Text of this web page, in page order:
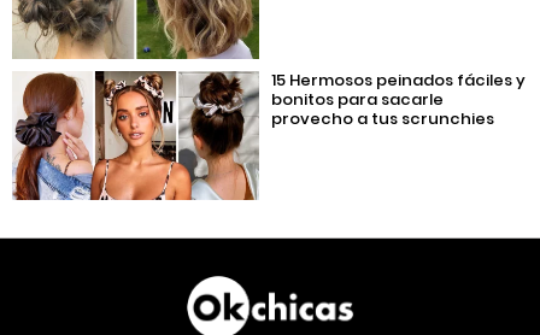
15 Hermosos peinados fáciles y
bonitos para sacarle
provecho a tus scrunchies